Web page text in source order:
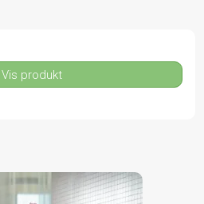
Vis produkt